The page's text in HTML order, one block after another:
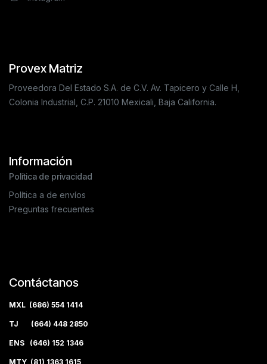
Provex Matriz
Proveedora Del Estado S.A. de C.V. Av. Tapicero y Calle H,
Colonia Industrial, C.P. 21010 Mexicali, Baja California.
Información
Política de privacidad
Política a de envíos
Preguntas frecuentes
Contáctanos
MXL (686) 554 1414
TJ (664) 448 2850
ENS (646) 152 1346
MTY (81) 1363 1615